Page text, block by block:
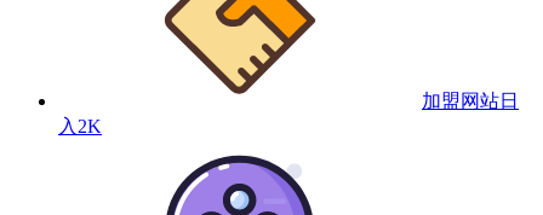
加盟网站日
入2K